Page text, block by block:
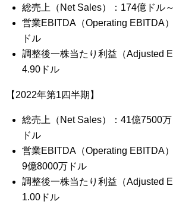
総売上（Net Sales）：174億ドル
営業EBITDA（Operating EBITDA
ドル
調整後一株当たり利益（Adjusted
4.90ドル
【2022年第1四半期】
総売上（Net Sales）：41億7500
ドル
営業EBITDA（Operating EBITDA
9億8000万ドル
調整後一株当たり利益（Adjusted
1.00ドル